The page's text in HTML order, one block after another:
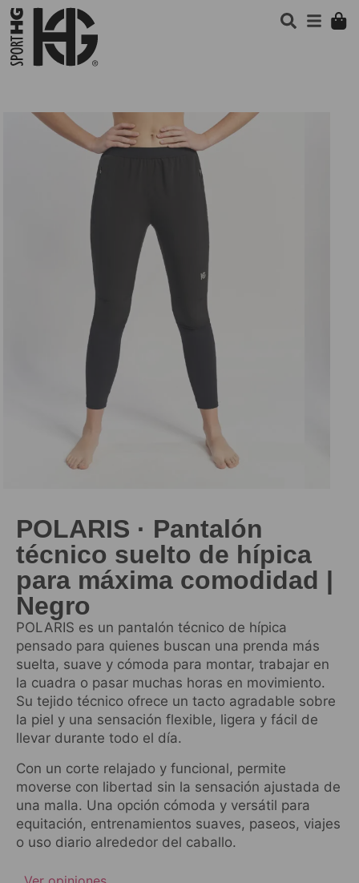
POLARIS · Pantalón
técnico suelto de hípica
para máxima comodidad |
Negro
POLARIS es un pantalón técnico de hípica
pensado para quienes buscan una prenda más
suelta, suave y cómoda para montar, trabajar en
la cuadra o pasar muchas horas en movimiento.
Su tejido técnico ofrece un tacto agradable sobre
la piel y una sensación flexible, ligera y fácil de
llevar durante todo el día.
Con un corte relajado y funcional, permite
moverse con libertad sin la sensación ajustada de
una malla. Una opción cómoda y versátil para
equitación, entrenamientos suaves, paseos, viajes
o uso diario alrededor del caballo.